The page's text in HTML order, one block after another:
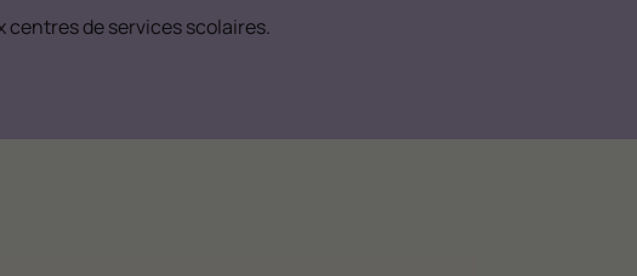
de services scolaires.